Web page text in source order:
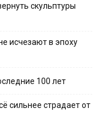
скульптуры
исчезают в эпоху
100 лет
сильнее страдает от